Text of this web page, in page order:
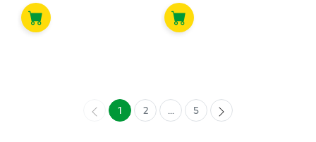
1 2 ... 5